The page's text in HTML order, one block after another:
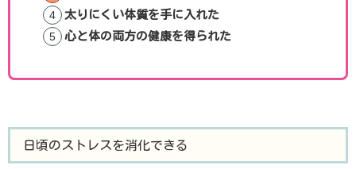
太りにくい体質を手に入れた
心と体の両方の健康を得られた
日頃のストレスを消化できる